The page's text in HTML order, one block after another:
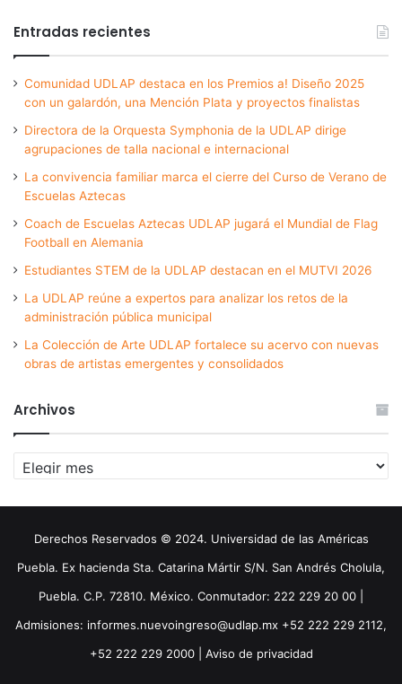
Entradas recientes
Comunidad UDLAP destaca en los Premios a! Diseño 2025
con un galardón, una Mención Plata y proyectos finalistas
Directora de la Orquesta Symphonia de la UDLAP dirige
agrupaciones de talla nacional e internacional
La convivencia familiar marca el cierre del Curso de Verano de
Escuelas Aztecas
Coach de Escuelas Aztecas UDLAP jugará el Mundial de Flag
Football en Alemania
Estudiantes STEM de la UDLAP destacan en el MUTVI 2026
La UDLAP reúne a expertos para analizar los retos de la
administración pública municipal
La Colección de Arte UDLAP fortalece su acervo con nuevas
obras de artistas emergentes y consolidados
Archivos
Archivos
Derechos Reservados © 2024. Universidad de las Américas
Puebla. Ex hacienda Sta. Catarina Mártir S/N. San Andrés Cholula,
Puebla. C.P. 72810. México. Conmutador: 222 229 20 00 |
Admisiones: informes.nuevoingreso@udlap.mx +52 222 229 2112,
+52 222 229 2000 | Aviso de privacidad